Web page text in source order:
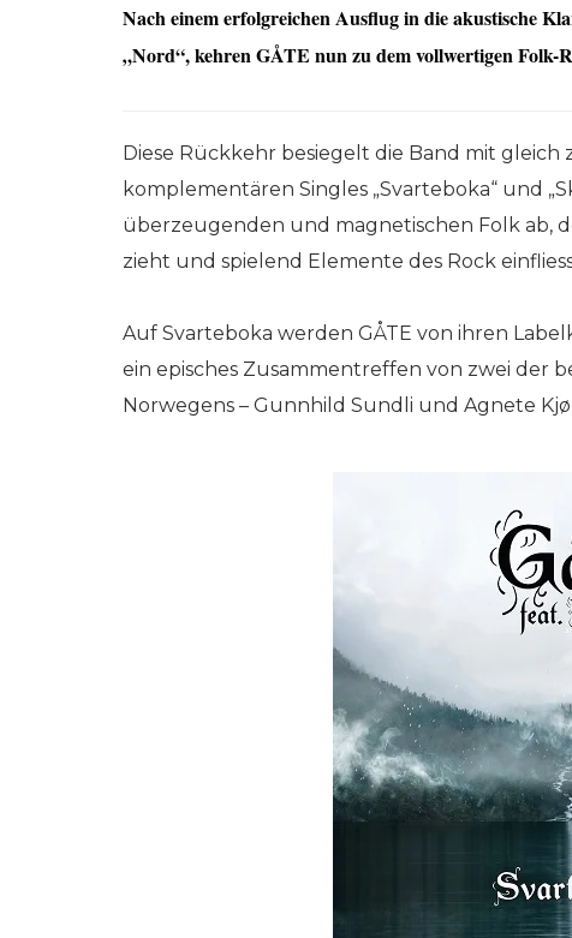
Nach einem erfolgreichen Ausflug in die akustische
„Nord“, kehren GÅTE nun zu dem vollwertigen Folk-
Diese Rückkehr besiegelt die Band mit gleich
komplementären Singles „Svarteboka“ und
überzeugenden und magnetischen Folk ab,
zieht und spielend Elemente des Rock
Auf Svarteboka werden GÅTE von ihren
ein episches Zusammentreffen von zwei der
Norwegens – Gunnhild Sundli und Agnete